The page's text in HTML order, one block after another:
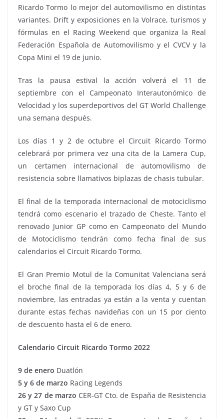
Ricardo Tormo lo mejor del automovilismo en distintas
variantes. Drift y exposiciones en la Volrace, turismos y
fórmulas en el Racing Weekend que organiza la Real
Federación Española de Automovilismo y el CVCV y la
Copa Mini el 19 de junio.
Tras la pausa estival la acción volverá el 11 de
septiembre con el Campeonato Interautonómico de
Velocidad y los superdeportivos del GT World Challenge
una semana después.
Los días 1 y 2 de octubre el Circuit Ricardo Tormo
celebrará por primera vez una cita de la Lamera Cup,
un certamen internacional de automovilismo de
resistencia sobre llamativos biplazas de chasis tubular.
El final de la temporada internacional de motociclismo
tendrá como escenario el trazado de Cheste. Tanto el
renovado Junior GP como en Campeonato del Mundo
de Motociclismo tendrán como fecha final de sus
calendarios el Circuit Ricardo Tormo.
El Gran Premio Motul de la Comunitat Valenciana será
el broche final de la temporada los días 4, 5 y 6 de
noviembre, las entradas ya están a la venta y cuentan
durante estas fechas navideñas con un 15 por ciento
de descuento hasta el 6 de enero.
Calendario Circuit Ricardo Tormo 2022
9 de enero Duatlón
5 y 6 de marzo Racing Legends
26 y 27 de marzo CER-GT Cto. de España de Resistencia
y GT y Saxo Cup